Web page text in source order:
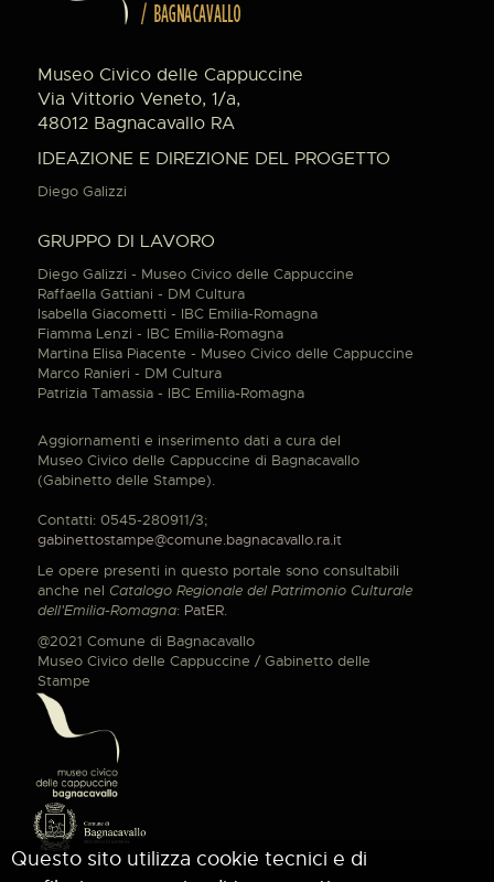
Museo Civico delle Cappuccine
Via Vittorio Veneto, 1/a,
48012 Bagnacavallo RA
IDEAZIONE E DIREZIONE DEL PROGETTO
Diego Galizzi
GRUPPO DI LAVORO
Diego Galizzi - Museo Civico delle Cappuccine
Raffaella Gattiani - DM Cultura
Isabella Giacometti - IBC Emilia-Romagna
Fiamma Lenzi - IBC Emilia-Romagna
Martina Elisa Piacente - Museo Civico delle Cappuccine
Marco Ranieri - DM Cultura
Patrizia Tamassia - IBC Emilia-Romagna
Aggiornamenti e inserimento dati a cura del
Museo Civico delle Cappuccine di Bagnacavallo
(Gabinetto delle Stampe).
Contatti: 0545-280911/3;
gabinettostampe@comune.bagnacavallo.ra.it
Le opere presenti in questo portale sono consultabili
anche nel Catalogo Regionale del Patrimonio Culturale
dell'Emilia-Romagna: PatER.
@2021 Comune di Bagnacavallo
Museo Civico delle Cappuccine / Gabinetto delle
Stampe
Questo sito utilizza cookie tecnici e di